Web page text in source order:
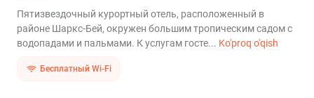
Пятизвездочный курортный отель, расположенный в
районе Шаркс-Бей, окружен большим тропическим садом с
водопадами и пальмами. К услугам госте... Ko'proq o'qish
Бесплатный Wi-Fi